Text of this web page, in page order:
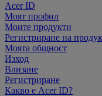
Acer ID
Моят профил
Моите продукти
Регистриране на
Моята общност
Изход
Влизане
Регистриране
Какво е Acer ID?